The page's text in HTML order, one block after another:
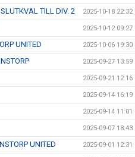
TILL DIV. 2 2025-10-18 22:32
2025-10-12 09:27
UNITED 2025-10-06 19:30
2025-09-27 13:59
2025-09-21 12:16
2025-09-14 16:19
2025-09-14 11:01
2025-09-07 18:43
UNITED 2025-09-01 12:31